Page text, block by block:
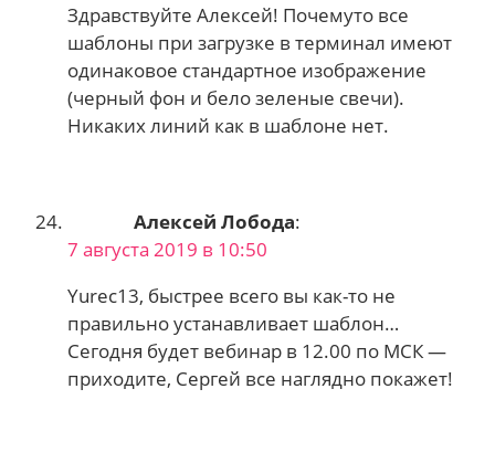
Здравствуйте Алексей! Почемуто все
шаблоны при загрузке в терминал имеют
одинаковое стандартное изображение
(черный фон и бело зеленые свечи).
Никаких линий как в шаблоне нет.
Алексей Лобода:
7 августа 2019 в 10:50
Yurec13, быстрее всего вы как-то не
правильно устанавливает шаблон…
Сегодня будет вебинар в 12.00 по МСК —
приходите, Сергей все наглядно покажет!